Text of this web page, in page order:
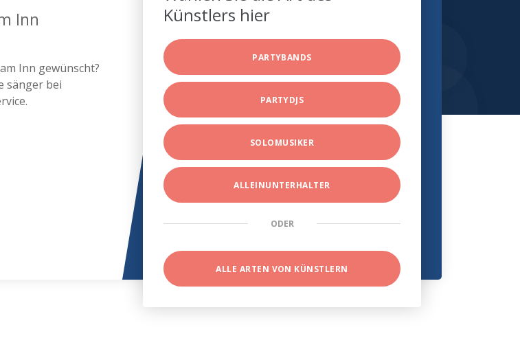
Inn
Inn gewünscht?
sänger bei
Künstlers hier
PARTYBANDS
PARTYDJS
SOLOMUSIKER
ALLEINUNTERHALTER
ODER
ALLE ARTEN VON KÜNSTLERN